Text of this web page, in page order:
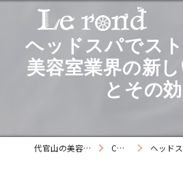
ヘッドスパでス
美容室業界の新
とその
代官山の美容院ならLe rond COLUMN ヘッドスパでス